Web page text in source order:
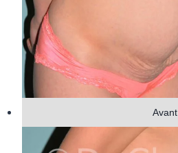
Avant